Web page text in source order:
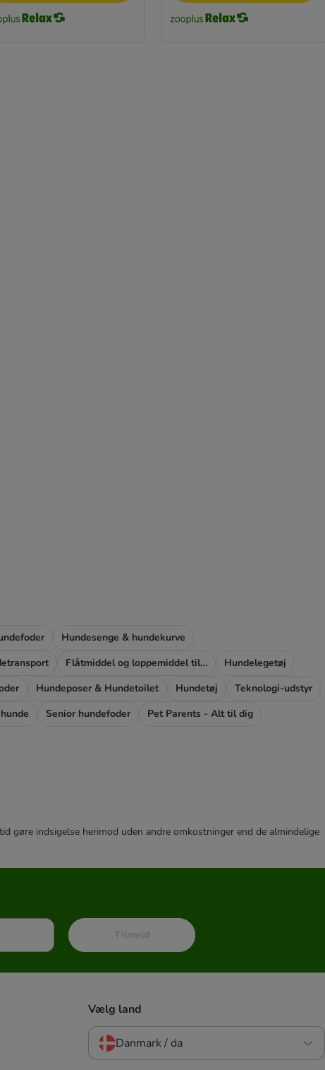
Hundesenge & hundekurve
Flåtmiddel og loppemiddel til hunde
Hundelegetøj
Hundeposer & Hundetoilet Hundetøj
Teknologi-udstyr
Senior hundefoder
Pet Parents - Alt til dig
gøre indsigelse herimod uden andre omkostninger end de almindelige
Tilmeld
Vælg land
Danmark / da